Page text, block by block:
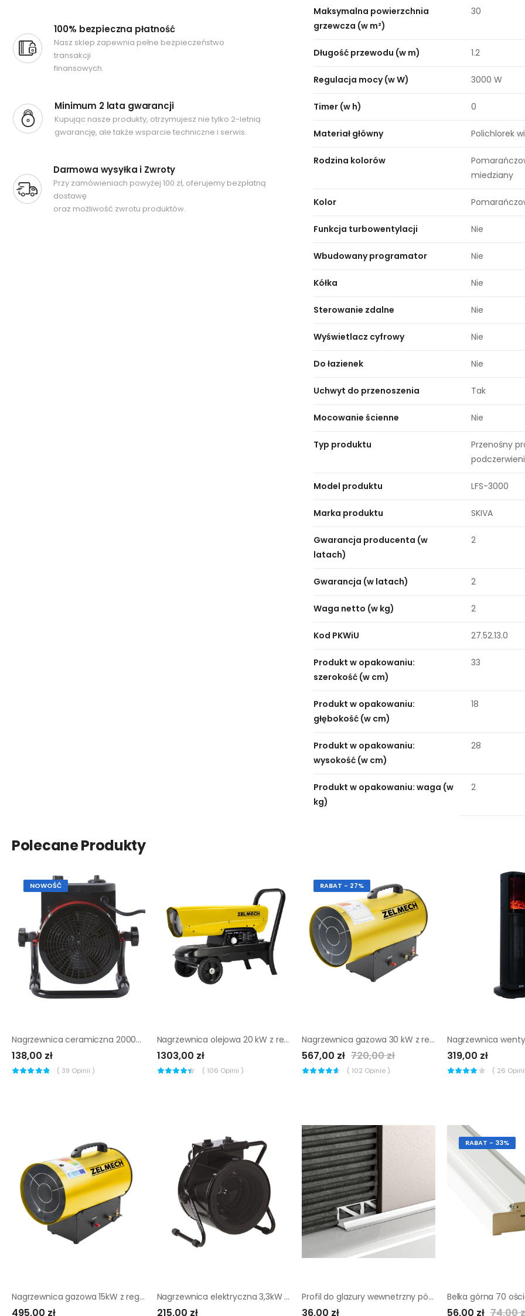
100% bezpieczna płatność
Nasz sklep zapewnia pełne bezpieczeństwo
transakcji
finansowych.
Minimum 2 lata gwarancji
Kupując nasze produkty, otrzymujesz nie tylko 2-letnią
gwarancję, ale także wsparcie techniczne i serwis.
Darmowa wysyłka i Zwroty
Przy zamówieniach powyżej 100 zł, oferujemy bezpłatną
dostawę
oraz możliwość zwrotu produktów.
Maksymalna powierzchnia
grzewcza (w m²)
30
Długość przewodu (w m) 1.2
Regulacja mocy (w W) 3000 W
Timer (w h) 0
Materiał główny Polichlorek
Rodzina kolorów
miedziany
Kolor
Funkcja turbowentylacji Nie
Wbudowany programator Nie
Kółka Nie
Sterowanie zdalne Nie
Wyświetlacz cyfrowy Nie
Do łazienek Nie
Uchwyt do przenoszenia Tak
Mocowanie ścienne Nie
Typ produktu
Przenośny
podczerwieni
Model produktu LFS-3000
Marka produktu SKIVA
Gwarancja producenta (w
latach)
2
Gwarancja (w latach) 2
Waga netto (w kg) 2
Kod PKWiU 27.52.13.0
Produkt w opakowaniu:
szerokość (w cm)
33
Produkt w opakowaniu:
głębokość (w cm)
18
Produkt w opakowaniu:
wysokość (w cm)
28
Produkt w opakowaniu: waga (w
kg)
2
Polecane Produkty
NOWOŚĆ
Nagrzewnica ceramiczna 2000W EQUATION
138,00 zł
( 39 Opinii )
Nagrzewnica olejowa 20 kW z regulacją ZELMECH
1303,00 zł
( 106 Opinii )
RABAT - 27%
Nagrzewnica gazowa 30 kW z regulacją ZELMECH
567,00 zł 720,00 zł
( 102 Opinie )
319,00 zł
( 26
Nagrzewnica gazowa 15kW z regulacją ZELMECH
495,00 zł
Nagrzewnica elektryczna 3,3kW Czarna EQUATION
215,00 zł
Profil do glazury wewnetrzny półokrągły aluminium 8 mm / 2.5 m Srebrny Standers
36,00 zł
RABAT - 33%
56,00 zł 74,00